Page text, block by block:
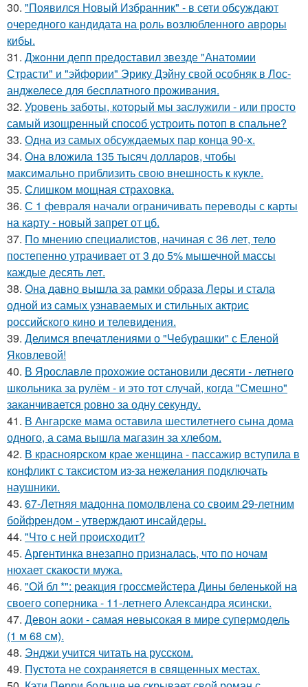
30. "Появился Новый Избранник" - в сети обсуждают
очередного кандидата на роль возлюбленного авроры
кибы.
31. Джонни депп предоставил звезде "Анатомии
Страсти" и "эйфории" Эрику Дэйну свой особняк в Лос-
анджелесе для бесплатного проживания.
32. Уровень заботы, который мы заслужили - или просто
самый изощренный способ устроить потоп в спальне?
33. Одна из самых обсуждаемых пар конца 90-х.
34. Она вложила 135 тысяч долларов, чтобы
максимально приблизить свою внешность к кукле.
35. Слишком мощная страховка.
36. С 1 февраля начали ограничивать переводы с карты
на карту - новый запрет от цб.
37. По мнению специалистов, начиная с 36 лет, тело
постепенно утрачивает от 3 до 5% мышечной массы
каждые десять лет.
38. Она давно вышла за рамки образа Леры и стала
одной из самых узнаваемых и стильных актрис
российского кино и телевидения.
39. Делимся впечатлениями о "Чебурашки" с Еленой
Яковлевой!
40. В Ярославле прохожие остановили десяти - летнего
школьника за рулём - и это тот случай, когда "Смешно"
заканчивается ровно за одну секунду.
41. В Ангарске мама оставила шестилетнего сына дома
одного, а сама вышла магазин за хлебом.
42. В красноярском крае женщина - пассажир вступила в
конфликт с таксистом из-за нежелания подключать
наушники.
43. 67-Летняя мадонна помолвлена со своим 29-летним
бойфрендом - утверждают инсайдеры.
44. "Что с ней происходит?
45. Аргентинка внезапно призналась, что по ночам
нюхает скакости мужа.
46. "Ой бл *": реакция гроссмейстера Дины беленькой на
своего соперника - 11-летнего Александра ясински.
47. Девон аоки - самая невысокая в мире супермодель
(1 м 68 см).
48. Энджи учится читать на русском.
49. Пустота не сохраняется в священных местах.